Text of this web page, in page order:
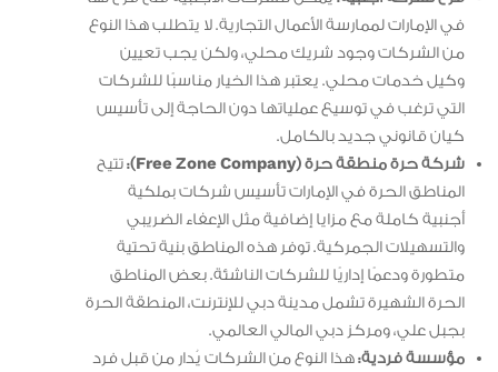
في الإمارات لممارسة الأعمال التجارية. لا يتطلب هذا النوع
من الشركات وجود شريك محلي، ولكن يجب تعيين
وكيل خدمات محلي. يعتبر هذا الخيار مناسبًا للشركات
التي ترغب في توسيع عملياتها دون الحاجة إلى تأسيس
كيان قانوني جديد بالكامل.
شركة حرة منطقة حرة (Free Zone Company):
تتيح
المناطق الحرة في الإمارات تأسيس شركات بملكية
أجنبية كاملة مع مزايا إضافية مثل الإعفاء الضريبي
والتسهيلات الجمركية. توفر هذه المناطق بنية تحتية
متطورة ودعمًا إداريًا للشركات الناشئة. بعض المناطق
الحرة الشهيرة تشمل مدينة دبي للإنترنت، المنطقة الحرة
بجبل علي، ومركز دبي المالي العالمي.
مؤسسة فردية:هذا النوع من الشركات يُدار من قبل فرد